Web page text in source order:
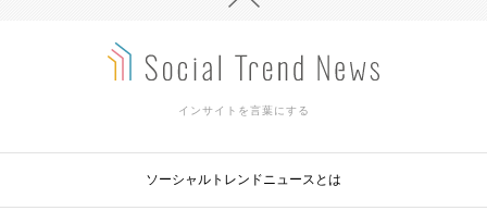
インサイトを言葉にする
ソーシャルトレンドニュースとは